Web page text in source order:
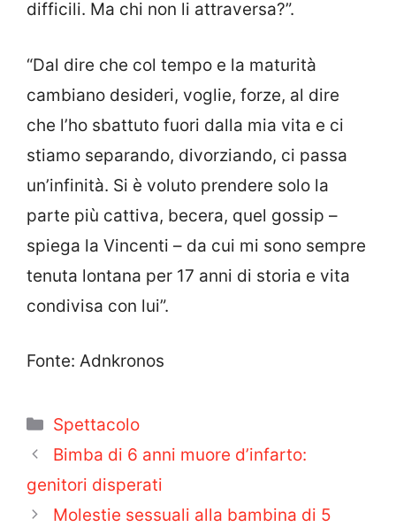
difficili. Ma chi non li attraversa?”.
“Dal dire che col tempo e la maturità
cambiano desideri, voglie, forze, al dire
che l’ho sbattuto fuori dalla mia vita e ci
stiamo separando, divorziando, ci passa
un’infinità. Si è voluto prendere solo la
parte più cattiva, becera, quel gossip –
spiega la Vincenti – da cui mi sono sempre
tenuta lontana per 17 anni di storia e vita
condivisa con lui”.
Fonte: Adnkronos
Categorie
Spettacolo
Bimba di 6 anni muore d’infarto:
genitori disperati
Molestie sessuali alla bambina di 5